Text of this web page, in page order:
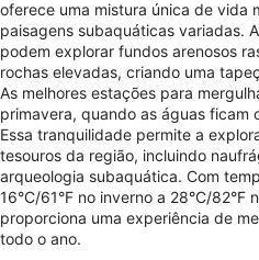
oferece uma mistura única de vida
paisagens subaquáticas variadas.
podem explorar fundos arenosos
rochas elevadas, criando uma
As melhores estações para
primavera, quando as águas ficam
Essa tranquilidade permite a
tesouros da região, incluindo
arqueologia subaquática. Com
16°C/61°F no inverno a 28°C/82°F
proporciona uma experiência de
todo o ano.